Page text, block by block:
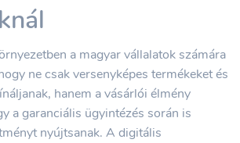
a magyar vállalatok számára
ne csak versenyképes termékeket és
hanem a vásárlói élmény
a garanciális ügyintézés során is
nyújtsanak. A digitális